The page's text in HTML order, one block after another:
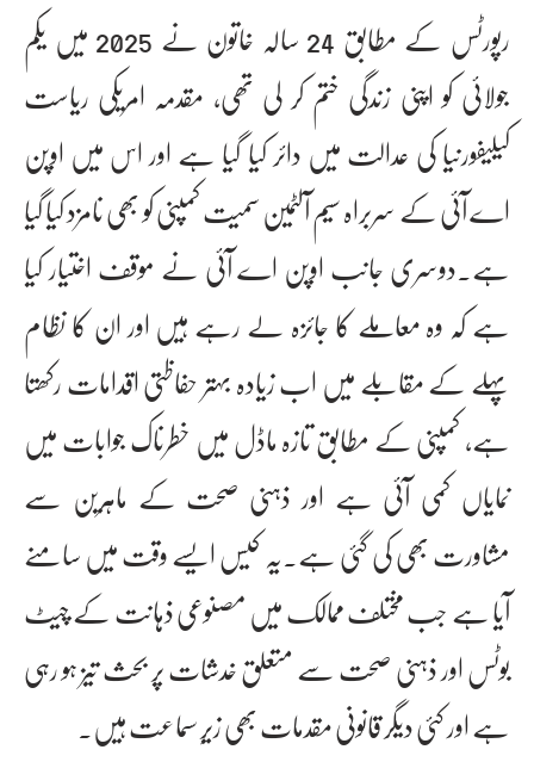
رپورٹس کے مطابق 24 سالہ خاتون نے 2025 میں یکم
جولائی کو اپنی زندگی ختم کر لی تھی، مقدمہ امریکی ریاست
کیلیفورنیا کی عدالت میں دائر کیا گیا ہے اور اس میں اوپن
اے آئی کے سربراہ سیم آلٹمین سمیت کمپنی کو بھی نامزد کیا گیا
ہے۔دوسری جانب اوپن اے آئی نے موقف اختیار کیا
ہے کہ وہ معاملے کا جائزہ لے رہے ہیں اور ان کا نظام
پہلے کے مقابلے میں اب زیادہ بہتر حفاظتی اقدامات رکھتا
ہے، کمپنی کے مطابق تازہ ماڈل میں خطرناک جوابات میں
نمایاں کمی آئی ہے اور ذہنی صحت کے ماہرین سے
مشاورت بھی کی گئی ہے۔یہ کیس ایسے وقت میں سامنے
آیا ہے جب مختلف ممالک میں مصنوعی ذہانت کے چیٹ
بوٹس اور ذہنی صحت سے متعلق خدشات پر بحث تیز ہو رہی
ہے اور کئی دیگر قانونی مقدمات بھی زیرِ سماعت ہیں۔